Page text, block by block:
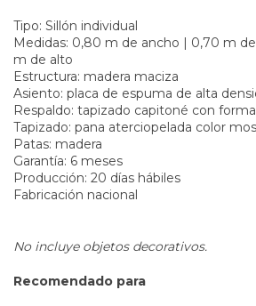
Tipo: Sillón individual
Medidas: 0,80 m de ancho | 0,70 m
m de alto
Estructura: madera maciza
Asiento: placa de espuma de alta
Respaldo: tapizado capitoné con
Tapizado: pana aterciopelada color
Patas: madera
Garantía: 6 meses
Producción: 20 días hábiles
Fabricación nacional
No incluye objetos decorativos.
Recomendado para